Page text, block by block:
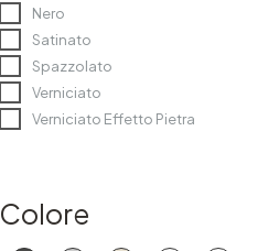
Nero
Satinato
Spazzolato
Verniciato
Verniciato Effetto Pietra
Colore